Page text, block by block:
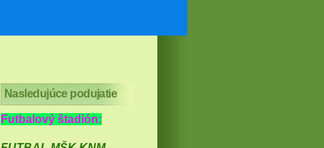
Nasledujúce podujatie
Futbalový štadión: